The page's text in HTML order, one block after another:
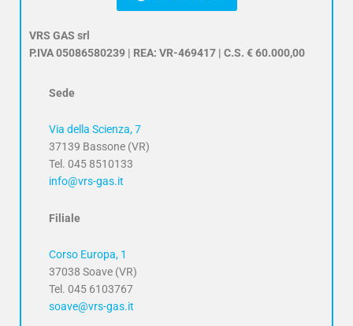
VRS GAS srl
P.IVA 05086580239 | REA: VR-469417 | C.S. € 60.000,00
Sede
Via della Scienza, 7
37139 Bassone (VR)
Tel. 045 8510133
info@vrs-gas.it
Filiale
Corso Europa, 1
37038 Soave (VR)
Tel. 045 6103767
soave@vrs-gas.it